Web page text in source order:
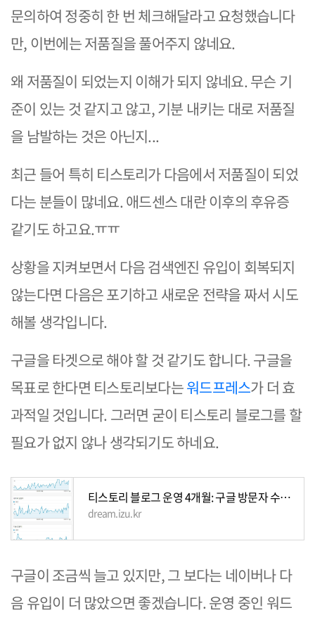
문의하여 정중히 한 번 체크해달라고 요청했습니다
만, 이번에는 저품질을 풀어주지 않네요.
왜 저품질이 되었는지 이해가 되지 않네요. 무슨 기
준이 있는 것 같지고 않고, 기분 내키는 대로 저품질
을 남발하는 것은 아닌지...
최근 들어 특히 티스토리가 다음에서 저품질이 되었
다는 분들이 많네요. 애드센스 대란 이후의 후유증
같기도 하고요.ㅠㅠ
상황을 지켜보면서 다음 검색엔진 유입이 회복되지
않는다면 다음은 포기하고 새로운 전략을 짜서 시도
해볼 생각입니다.
구글을 타겟으로 해야 할 것 같기도 합니다. 구글을
목표로 한다면 티스토리보다는워드프레스가 더 효
과적일 것입니다. 그러면 굳이 티스토리 블로그를 할
필요가 없지 않나 생각되기도 하네요.
티스토리 블로그 운영 4개월: 구글 방문자 수가 조금씩 증가
dream.izu.kr
구글이 조금씩 늘고 있지만, 그 보다는 네이버나 다
음 유입이 더 많았으면 좋겠습니다. 운영 중인 워드